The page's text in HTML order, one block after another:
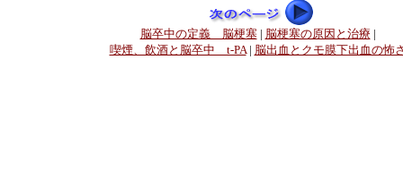
脳卒中の定義 脳梗塞| 脳梗塞の原因と治療|
喫煙、飲酒と脳卒中 t-PA| 脳出血とクモ膜下出血の怖